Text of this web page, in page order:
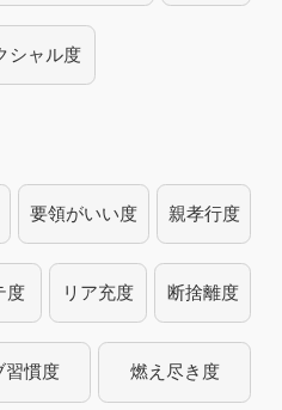
シャル度
要領がいい度 親孝行度
度 リア充度 断捨離度
習慣度 燃え尽き度